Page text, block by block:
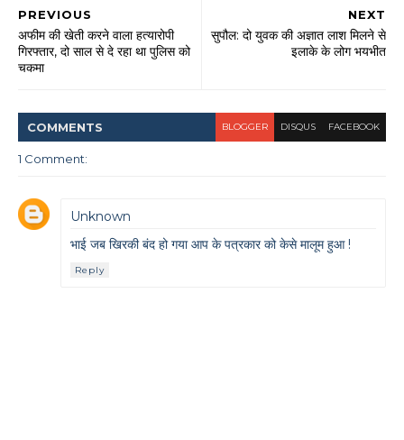
NEXT
सुपौल: दो युवक की अज्ञात लाश मिलने से
इलाके के लोग भयभीत
PREVIOUS
अफीम की खेती करने वाला हत्यारोपी
गिरफ्तार, दो साल से दे रहा था पुलिस को
चकमा
COMMENTS BLOGGER DISQUS FACEBOOK
1 Comment:
Unknown
भाई जब खिरकी बंद हो गया आप के पत्रकार को केसे मालूम हुआ !
Reply